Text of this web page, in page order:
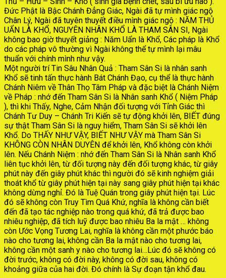
Đức Phật là Bậc Chánh Đẳng Giác, Ngài đã tự mình giác ngộ
Chân Lý, Ngài đã tuyên thuyết điều mình giác ngộ : NĂM THỦ
UẨN LÀ KHỔ, NGUYÊN NHÂN KHỔ LÀ THAM SÂN SI, Ngài
không bao giờ thuyết giảng : Năm Uẩn là Khổ, Các pháp là Khổ
do các pháp vô thường vì Ngài không thể tự mình lại mâu
thuẩn với chính mình như vậy.
Một người trí Tin Sâu Nhân Quả : Tham Sân Si là nhân sanh
Khổ sẽ tinh tấn thực hành Bát Chánh Đạo, cụ thể là thực hành
Chánh Niêm về Thân Thọ Tâm Pháp và đặc biệt là Chánh Niệm
về Pháp : nhớ đến Tham Sân Si là Nhân sanh Khổ ( Niệm Pháp
), thì khi Thấy, Nghe, Cảm Nhận đối tượng với Tỉnh Giác thì
Chánh Tư Duy – Chánh Tri Kiến sẽ tự động khởi lên, BIẾT đúng
sự thật Tham Sân Si là nguy hiểm, Tham Sân Si sẽ khởi lên
Khổ. Do THẤY NHƯ VẬY, BIẾT NHƯ VẬY mà Tham Sân Si
KHÔNG CÒN NHÂN DUYÊN để khởi lên, Khổ không còn khởi
lên. Nếu Chánh Niệm : nhớ đến Tham Sân Si là Nhân sanh Khổ
liên tục khởi lên, từ đối tượng này đến đối tượng khác, từ giây
phút này đến giây phút khác thì người đó sẽ kinh nghiệm giải
thoát khổ từ giây phút hiện tại này sang giây phút hiện tại khác
không dừng nghỉ. Đó là Tuệ Quán trong giây phút hiện tại. Lúc
đó sẽ không còn Truy Tìm Quá Khứ, nghĩa là không cần biết
đến đã tạo tác nghiệp nào trong quá khứ, đã trả được bao
nhiêu nghiệp, đã tích luỹ được bao nhiêu Ba la mật … không
còn Ước Vọng Tương Lai, nghĩa là không cần một phước báo
nào cho tương lai, không cần Ba la mật nào cho tương lai,
không cần một sanh y nào cho tương lai…Lúc đó sẽ không có
đời trước, không có đời này, không có đời sau, không có
khoảng giữa của hai đời. Đó chính là Sự đoạn tận khổ đau.